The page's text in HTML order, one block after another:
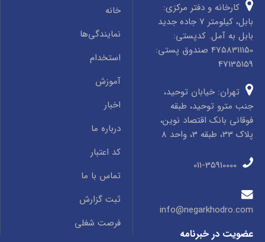
کارخانه و دفتر مرکزی:
بابل، کیلومتر 7 جاده جدید
بابل به آمل. کدپستی:
4758311150 صندوق پستی:
47135159
تهران: خیابان توحید،
جنب مترو توحید، طبقه
فوقانی بانک اقتصاد نوین،
پلاک 33، طبقه 3، واحد 8
info@negarkhodro.com
خانه
نمایندگی‌ها
استخدام
آموزش
اخبار
درباره ما
کد اعتبار
تماس با ما
ثبت گزارش
فرصت شغلی
عضویت در خبرنامه